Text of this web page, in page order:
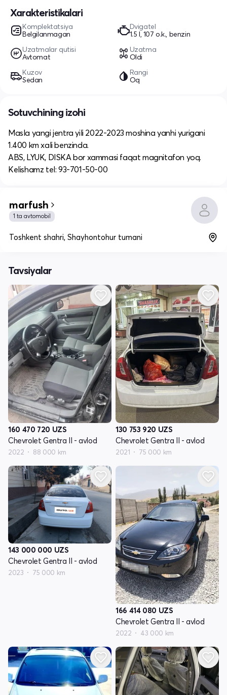
Xarakteristikalari
Komplektatsiya
Belgilanmagan
Dvigatel
1.5 l, 107 o.k., benzin
Uzatmalar qutisi
Avtomat
Uzatma
Oldi
Kuzov
Sedan
Rangi
Oq
Sotuvchining izohi
Masla yangi jentra yili 2022-2023 moshina yanhi yurigani
1.400 km xali benzinda.
ABS, LYUK, DISKA bor xammasi faqat magnitafon yoq.
Kelishamz tel: 93-701-50-00
marfush
1 ta avtomobil
Toshkent shahri, Shayhontohur tumani
Tavsiyalar
160 470 720 UZS
Chevrolet Gentra II - avlod
2022 88 000 km
130 753 920 UZS
Chevrolet Gentra II - avlod
2021 75 000 km
143 000 000 UZS
Chevrolet Gentra II - avlod
2023 75 000 km
166 414 080 UZS
Chevrolet Gentra II - avlod
2022 43 000 km